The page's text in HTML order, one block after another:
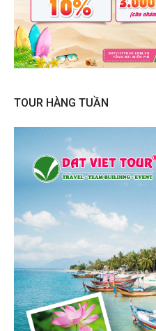
TOUR HÀNG TUẦN